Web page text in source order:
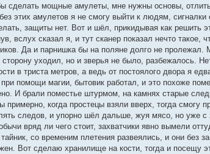
сделать мощные амулеты, мне нужны основы,
этих амулетов я не смогу выйти к людям, сигналки
защиты нет. Вот и шёл, прикидывая как решить
вслух сказал я, и тут сканер показал нечто такое,
Да и парнишка бы на поляне долго не пролежал.
уходил, но и зверья не было, разбежалось.
в триста метров, а ведь от постоялого двора я
помощи магии, бытовик работал, и это похоже
И брали поместье штурмом, на камнях старые
примерно, когда простецы взяли вверх, тогда смогу
следов, и упорно шёл дальше, жуя мясо, но уже
вряд ли чего стоит, захватчики явно вымели
со временим плетения развеялись, и они без
Вот сделаю хранилище на кости, тогда и посещу